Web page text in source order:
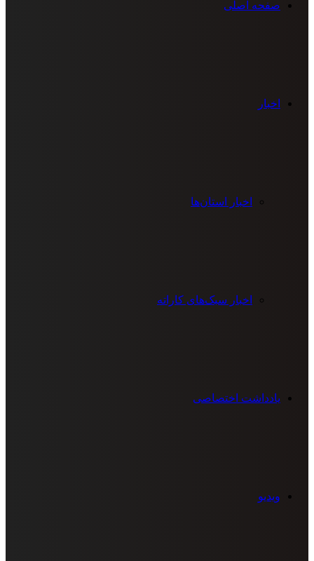
صفحه اصلی
اخبار
اخبار استان‌ها
اخبار سبک‌های کاراته
یادداشت اختصاصی
ویدیو